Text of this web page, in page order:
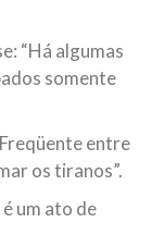
“Há algumas
somente
entre
os tiranos”.
é um ato de